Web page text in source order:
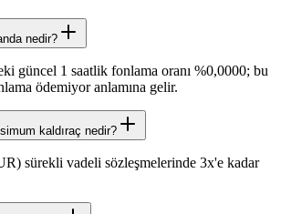
nedir?
güncel 1 saatlik fonlama oranı %0,0000; bu
ödemiyor anlamına gelir.
kaldıraç nedir?
sürekli vadeli sözleşmelerinde 3x'e kadar